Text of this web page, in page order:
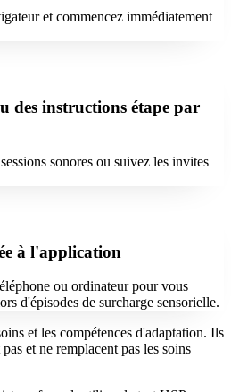
et commencez immédiatement
des instructions étape par
sonores ou suivez les invites
à l'application
ou ordinateur pour vous
d'épisodes de surcharge sensorielle.
et les compétences d'adaptation. Ils
et ne remplacent pas les soins